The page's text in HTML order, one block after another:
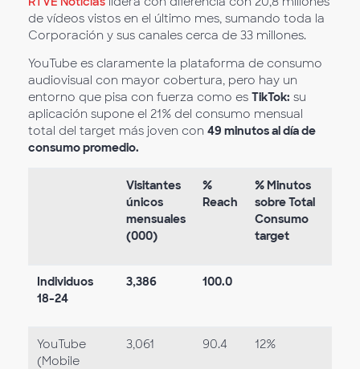
de vídeos vistos en el último mes, sumando toda la
Corporación y sus canales cerca de 33 millones.
YouTube es claramente la plataforma de consumo
audiovisual con mayor cobertura, pero hay un
entorno que pisa con fuerza como es TikTok: su
aplicación supone el 21% del consumo mensual
total del target más joven con 49 minutos al día de
consumo promedio.
Visitantes
únicos
mensuales
(000)
%
Reach
% Minutos
sobre Total
Consumo
target
Individuos
18-24
3,386 100.0
YouTube
(Mobile
3,061 90.4 12%